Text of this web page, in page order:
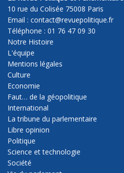
10 rue du Colisée 75008 Paris
Email : contact@revuepolitique.fr
Téléphone : 01 76 47 09 30
Notre Histoire
L'équipe
Mentions légales
Culture
Economie
Faut… de la géopolitique
International
La tribune du parlementaire
Libre opinion
Politique
Science et technologie
Société